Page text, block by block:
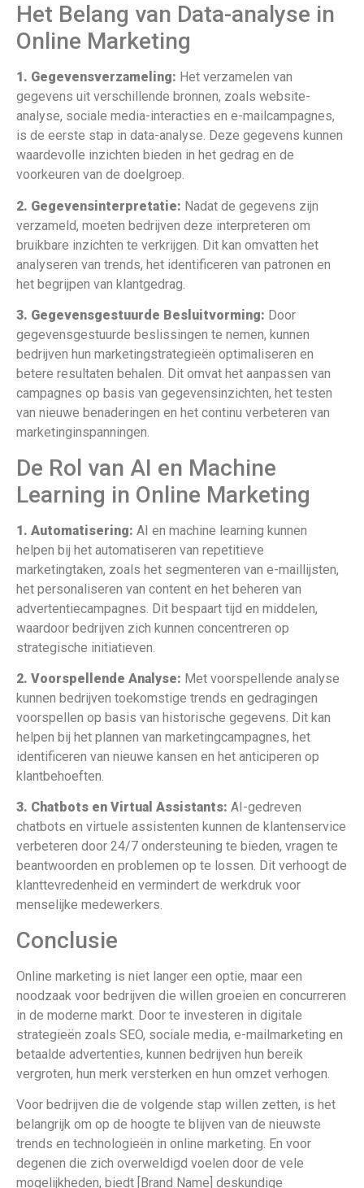
Het Belang van Data-analyse in
Online Marketing
1. Gegevensverzameling: Het verzamelen van
gegevens uit verschillende bronnen, zoals website-
analyse, sociale media-interacties en e-mailcampagnes,
is de eerste stap in data-analyse. Deze gegevens kunnen
waardevolle inzichten bieden in het gedrag en de
voorkeuren van de doelgroep.
2. Gegevensinterpretatie: Nadat de gegevens zijn
verzameld, moeten bedrijven deze interpreteren om
bruikbare inzichten te verkrijgen. Dit kan omvatten het
analyseren van trends, het identificeren van patronen en
het begrijpen van klantgedrag.
3. Gegevensgestuurde Besluitvorming: Door
gegevensgestuurde beslissingen te nemen, kunnen
bedrijven hun marketingstrategieën optimaliseren en
betere resultaten behalen. Dit omvat het aanpassen van
campagnes op basis van gegevensinzichten, het testen
van nieuwe benaderingen en het continu verbeteren van
marketinginspanningen.
De Rol van AI en Machine
Learning in Online Marketing
1. Automatisering: AI en machine learning kunnen
helpen bij het automatiseren van repetitieve
marketingtaken, zoals het segmenteren van e-maillijsten,
het personaliseren van content en het beheren van
advertentiecampagnes. Dit bespaart tijd en middelen,
waardoor bedrijven zich kunnen concentreren op
strategische initiatieven.
2. Voorspellende Analyse: Met voorspellende analyse
kunnen bedrijven toekomstige trends en gedragingen
voorspellen op basis van historische gegevens. Dit kan
helpen bij het plannen van marketingcampagnes, het
identificeren van nieuwe kansen en het anticiperen op
klantbehoeften.
3. Chatbots en Virtual Assistants: AI-gedreven
chatbots en virtuele assistenten kunnen de klantenservice
verbeteren door 24/7 ondersteuning te bieden, vragen te
beantwoorden en problemen op te lossen. Dit verhoogt de
klanttevredenheid en vermindert de werkdruk voor
menselijke medewerkers.
Conclusie
Online marketing is niet langer een optie, maar een
noodzaak voor bedrijven die willen groeien en concurreren
in de moderne markt. Door te investeren in digitale
strategieën zoals SEO, sociale media, e-mailmarketing en
betaalde advertenties, kunnen bedrijven hun bereik
vergroten, hun merk versterken en hun omzet verhogen.
Voor bedrijven die de volgende stap willen zetten, is het
belangrijk om op de hoogte te blijven van de nieuwste
trends en technologieën in online marketing. En voor
degenen die zich overweldigd voelen door de vele
mogelijkheden, biedt [Brand Name] deskundige